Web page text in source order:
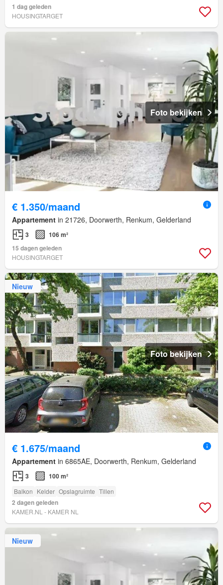
1 dag geleden
HOUSINGTARGET
Foto bekijken
€ 1.350/maand
Appartement in 21726, Doorwerth, Renkum, Gelderland
3
106 m²
15 dagen geleden
HOUSINGTARGET
Nieuw
Foto bekijken
€ 1.675/maand
Appartement in 6865AE, Doorwerth, Renkum, Gelderland
3 100 m²
Balkon Kelder Opslagruimte Tillen
2 dagen geleden
KAMER.NL - KAMER NL
Nieuw